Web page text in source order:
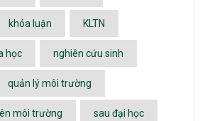
khóa luận KLTN
học nghiên cứu sinh
quản lý môi trường
môi trường sau đại học